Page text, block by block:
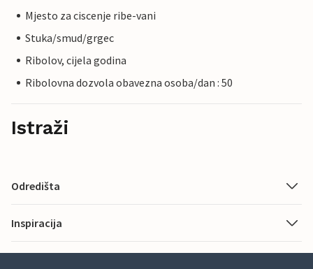
Mjesto za ciscenje ribe-vani
Stuka/smud/grgec
Ribolov, cijela godina
Ribolovna dozvola obavezna osoba/dan : 50
Istraži
Odredišta
Inspiracija